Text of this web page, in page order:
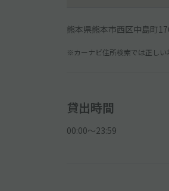
熊本県熊本市西区中島町
※カーナビ住所検索では正しい
貸出時間
00:00〜23:59